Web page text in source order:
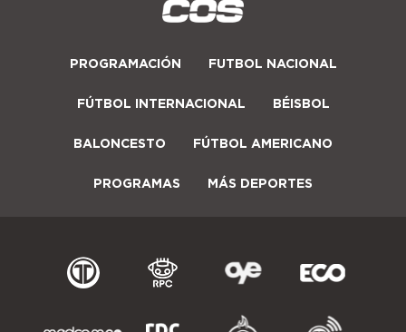
PROGRAMACIÓN FUTBOL NACIONAL
FÚTBOL INTERNACIONAL BÉISBOL
BALONCESTO FÚTBOL AMERICANO
PROGRAMAS MÁS DEPORTES